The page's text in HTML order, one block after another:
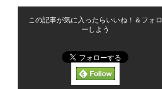
この記事が気に入ったらいいね！＆フォロ
ーしよう